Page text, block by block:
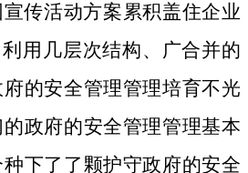
传活动方案累积盖住企业
用几层次结构、广合并的
的安全管理管理培育不光
政府的安全管理管理基本
下了了颗护守政府的安全